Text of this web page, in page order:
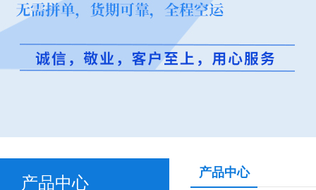
产品中心
产品中心